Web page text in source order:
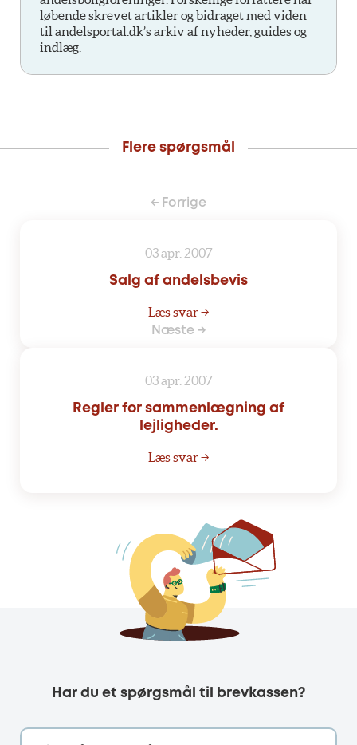
løbende skrevet artikler og bidraget med viden
til andelsportal.dk’s arkiv af nyheder, guides og
indlæg.
Flere spørgsmål
← Forrige
03 apr. 2007
Salg af andelsbevis
Læs svar →
Næste →
03 apr. 2007
Regler for sammenlægning af
lejligheder.
Læs svar →
Har du et spørgsmål til brevkassen?